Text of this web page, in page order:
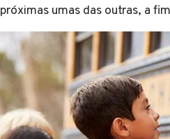
próximas umas das outras, a